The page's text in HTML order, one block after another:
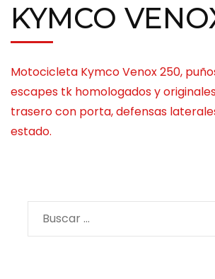
KYMCO
Motocicleta Kymco Venox 250,
escapes tk homologados y
trasero con porta, defensas
estado.